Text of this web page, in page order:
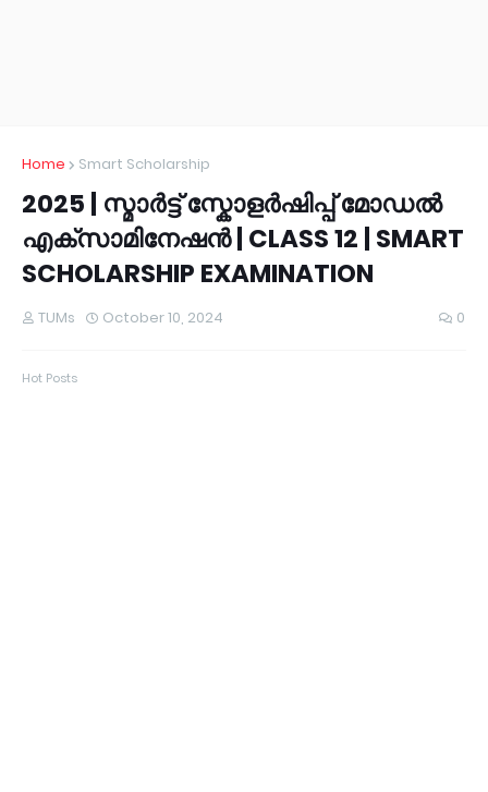
Home Smart Scholarship
2025 | സ്മാർട്ട് സ്കോളർഷിപ്പ് മോഡൽ
എക്സാമിനേഷൻ | CLASS 12 | SMART
SCHOLARSHIP EXAMINATION
TUMs October 10, 2024 0
Hot Posts